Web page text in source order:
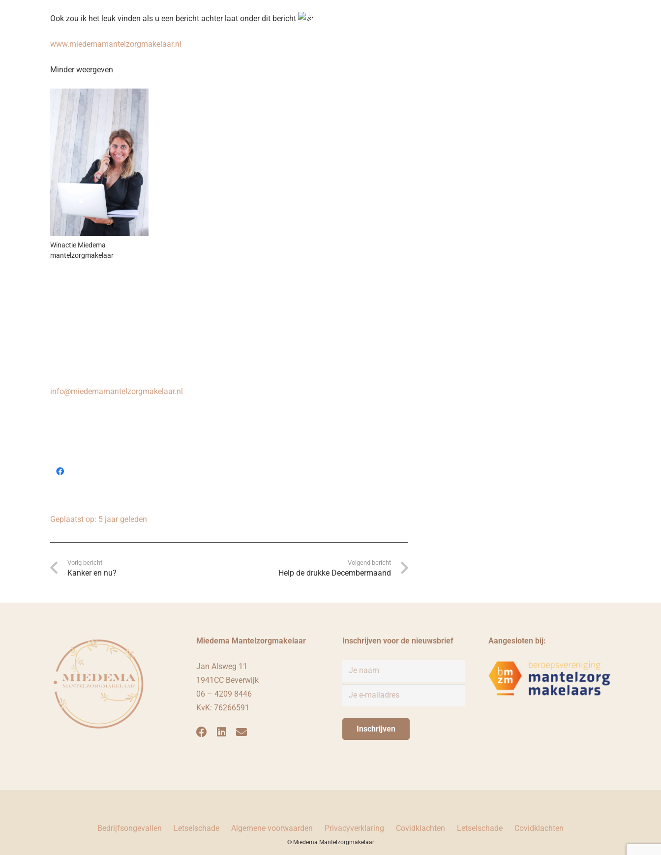
Ook zou ik het leuk vinden als u een bericht achter laat onder dit bericht
www.miedemamantelzorgmakelaar.nl
Minder weergeven
Winactie Miedema
mantelzorgmakelaar
info@miedemamantelzorgmakelaar.nl
Geplaatst op: 5 jaar geleden
Vorig bericht
Kanker en nu?
Volgend bericht
Help de drukke Decembermaand
Miedema Mantelzorgmakelaar
Jan Alsweg 11
1941CC Beverwijk
06 – 4209 8446
KvK: 76266591
Inschrijven voor de nieuwsbrief Aangesloten bij:
Bedrijfsongevallen Letselschade Algemene voorwaarden Privacyverklaring Covidklachten Letselschade Covidklachten
© Miedema Mantelzorgmakelaar